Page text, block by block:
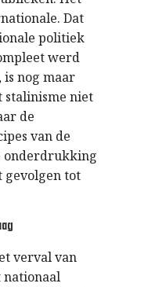
Dat
politiek
werd
is nog maar
stalinisme niet
de
van de
onderdrukking
gevolgen tot
verval van
nationaal